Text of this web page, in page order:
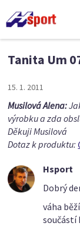
Tanita Um
15. 1. 2011
Musilová Alena:
výrobku a zda
Děkuji Musilová
Dotaz k produktu:
Hsport
Dobrý
váha
součástí